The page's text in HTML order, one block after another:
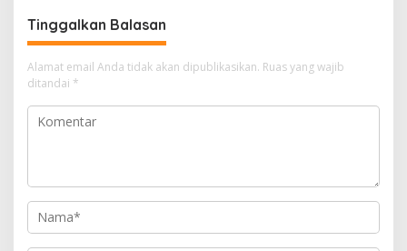
Tinggalkan Balasan
Alamat email Anda tidak akan dipublikasikan. Ruas yang wajib
ditandai *